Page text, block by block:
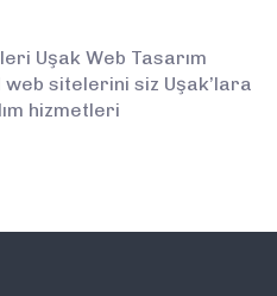
Uşak Web Tasarım
sitelerini siz Uşak’lara
hizmetleri